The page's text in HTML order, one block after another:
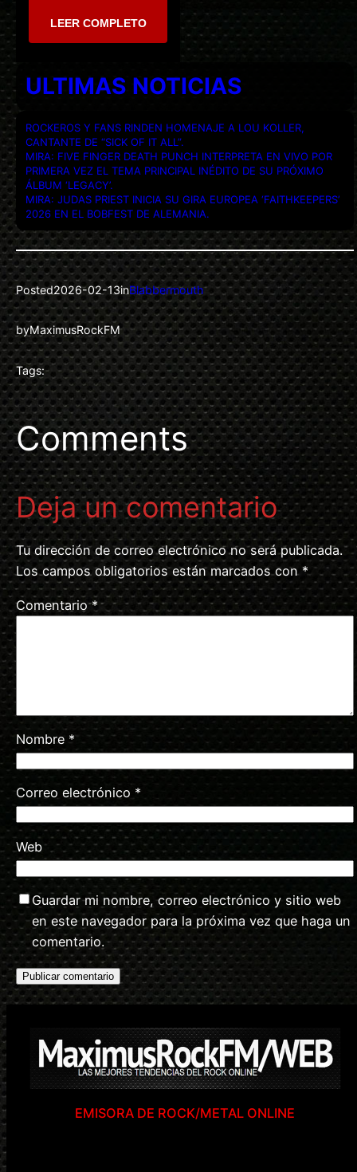
LEER COMPLETO
ULTIMAS NOTICIAS
ROCKEROS Y FANS RINDEN HOMENAJE A LOU KOLLER,
CANTANTE DE “SICK OF IT ALL”.
MIRA: FIVE FINGER DEATH PUNCH INTERPRETA EN VIVO POR
PRIMERA VEZ EL TEMA PRINCIPAL INÉDITO DE SU PRÓXIMO
ÁLBUM ‘LEGACY’.
MIRA: JUDAS PRIEST INICIA SU GIRA EUROPEA ‘FAITHKEEPERS’
2026 EN EL BOBFEST DE ALEMANIA.
Posted2026-02-13inBlabbermouth
byMaximusRockFM
Tags:
Comments
Deja un comentario
Tu dirección de correo electrónico no será publicada.
Los campos obligatorios están marcados con *
Comentario*
Nombre *
Correo electrónico *
Web
Guardar mi nombre, correo electrónico y sitio web
en este navegador para la próxima vez que haga un
comentario.
EMISORA DE ROCK/METAL ONLINE